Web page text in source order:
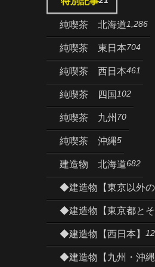
純喫茶 北海道1,286
純喫茶 東日本704
純喫茶 西日本461
純喫茶 四国 102
純喫茶 九州 70
純喫茶 沖縄5
建造物 北海道682
◆建造物【東京以外の
◆建造物【東京都とそ
◆建造物【西日本】
◆建造物【九州・沖縄